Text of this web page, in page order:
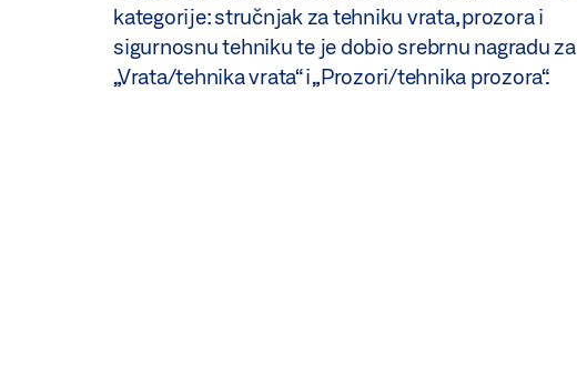
kategorije: stručnjak za tehniku vrata, prozora i
sigurnosnu tehniku te je dobio srebrnu nagradu za
„Vrata/tehnika vrata“ i „Prozori/tehnika prozora“.